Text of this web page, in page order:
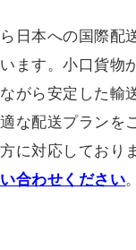
日本への国際配
ます。小口貨物
がら安定した輸
な配送プランを
に対応しており
合わせください